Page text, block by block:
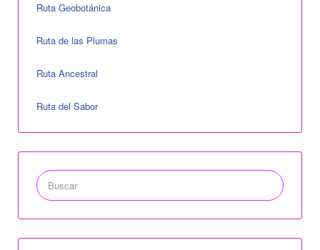
Ruta Geobotánica
Ruta de las Plumas
Ruta Ancestral
Ruta del Sabor
Buscar
por: